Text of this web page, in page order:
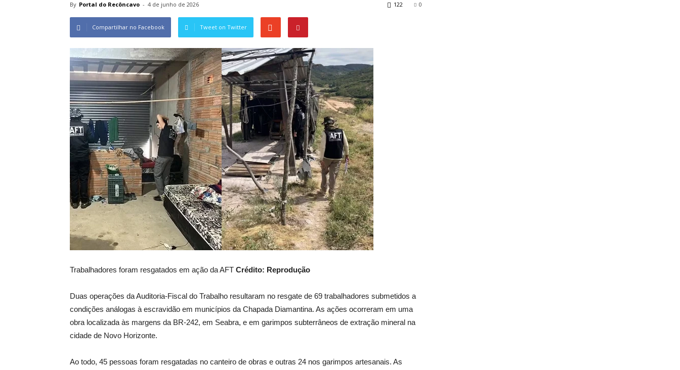
By Portal do Recôncavo - 4 de junho de 2026 0
122
Compartilhar no Facebook Tweet on Twitter
Trabalhadores foram resgatados em ação da AFT Crédito: Reprodução
Duas operações da Auditoria-Fiscal do Trabalho resultaram no resgate de 69 trabalhadores submetidos a
condições análogas à escravidão em municípios da Chapada Diamantina. As ações ocorreram em uma
obra localizada às margens da BR-242, em Seabra, e em garimpos subterrâneos de extração mineral na
cidade de Novo Horizonte.
Ao todo, 45 pessoas foram resgatadas no canteiro de obras e outras 24 nos garimpos artesanais. As